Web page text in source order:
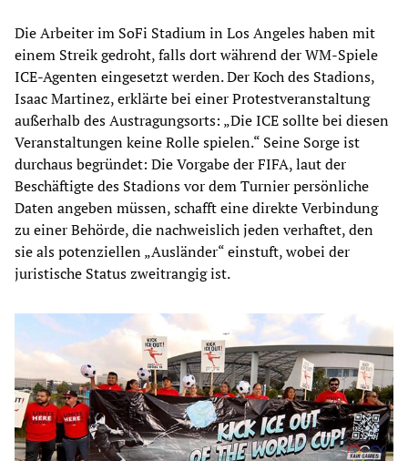
Die Arbeiter im SoFi Stadium in Los Angeles haben mit
einem Streik gedroht, falls dort während der WM-Spiele
ICE-Agenten eingesetzt werden. Der Koch des Stadions,
Isaac Martinez, erklärte bei einer Protestveranstaltung
außerhalb des Austragungsorts: „Die ICE sollte bei diesen
Veranstaltungen keine Rolle spielen.“ Seine Sorge ist
durchaus begründet: Die Vorgabe der FIFA, laut der
Beschäftigte des Stadions vor dem Turnier persönliche
Daten angeben müssen, schafft eine direkte Verbindung
zu einer Behörde, die nachweislich jeden verhaftet, den
sie als potenziellen „Ausländer“ einstuft, wobei der
juristische Status zweitrangig ist.